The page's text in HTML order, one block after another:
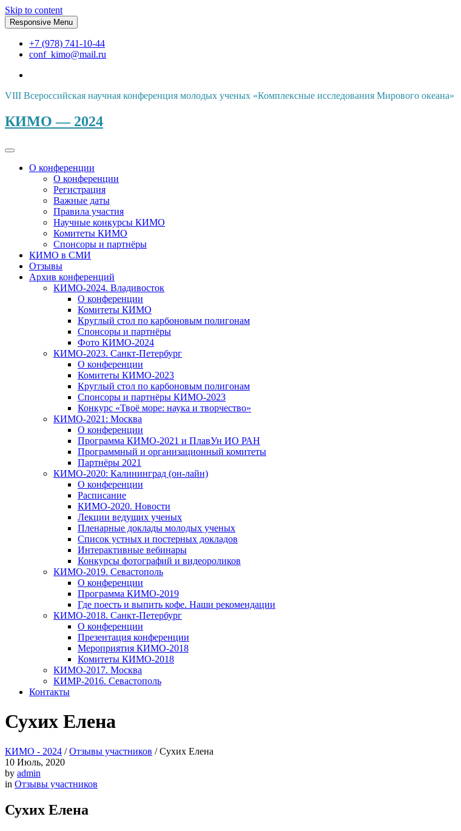
Skip to content
Responsive Menu
+7 (978) 741-10-44
conf_kimo@mail.ru
VIII Всероссийская научная конференция молодых ученых «Комплексные исследования Мирового океана»
КИМО — 2024
О конференции
О конференции
Регистрация
Важные даты
Правила участия
Научные конкурсы КИМО
Комитеты КИМО
Спонсоры и партнёры
КИМО в СМИ
Отзывы
Архив конференций
КИМО-2024. Владивосток
О конференции
Комитеты КИМО
Круглый стол по карбоновым полигонам
Спонсоры и партнёры
Фото КИМО-2024
КИМО-2023. Санкт-Петербург
О конференции
Комитеты КИМО-2023
Круглый стол по карбоновым полигонам
Спонсоры и партнёры КИМО-2023
Конкурс «Твоё море: наука и творчество»
КИМО-2021: Москва
О конференции
Программа КИМО-2021 и ПлавУн ИО РАН
Программный и организационный комитеты
Партнёры 2021
КИМО-2020: Калининград (он-лайн)
О конференции
Расписание
КИМО-2020. Новости
Лекции ведущих ученых
Пленарные доклады молодых ученых
Список устных и постерных докладов
Интерактивные вебинары
Конкурсы фотографий и видеороликов
КИМО-2019. Севастополь
О конференции
Программа КИМО-2019
Где поесть и выпить кофе. Наши рекомендации
КИМО-2018. Санкт-Петербург
О конференции
Презентация конференции
Мероприятия КИМО-2018
Комитеты КИМО-2018
КИМО-2017. Москва
КИМР-2016. Севастополь
Контакты
Сухих Елена
КИМО - 2024 /Отзывы участников /Сухих Елена
10 Июль, 2020
by admin
in Отзывы участников
Сухих Елена